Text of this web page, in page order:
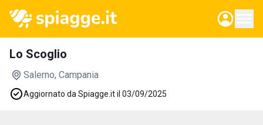
Lo Scoglio
Salerno, Campania
Aggiornato da Spiagge.it il 03/09/2025